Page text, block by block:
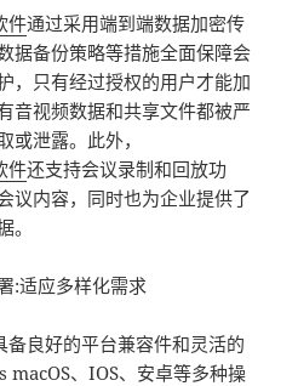
件通过采用端到端数据加密传
据备份策略等措施全面保障会
，只有经过授权的用户才能加
音视频数据和共享文件都被严
或泄露。此外，
件还支持会议录制和回放功
议内容，同时也为企业提供了
:适应多样化需求
备良好的平台兼容件和灵活的
、IOS、安卓等多种操